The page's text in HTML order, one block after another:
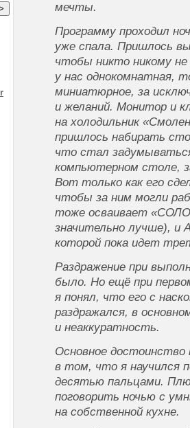
мечты.
Программу проходил
уже спала. Пришлось
чтобы никто никому
у нас однокомнатная,
миниатюрное, за
и желаний. Монитор и
на холодильник
пришлось набирать
что стал
компьютерном столе,
Вот только как его
чтобы за ним могли
тоже осваивает
значительно лучше), и
которой пока идет
Раздражение при
было. Но ещё при
я понял, что его с
раздражался, в
и неаккуратность.
Основное
в том, что я научился
десятью пальцами.
поговорить ночью с
на собственной кухне.